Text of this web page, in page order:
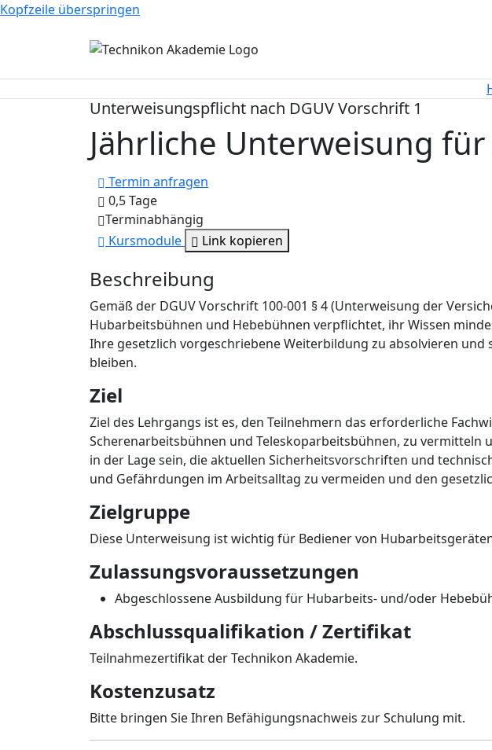
Kopfzeile überspringen
Unterweisungspflicht nach DGUV Vorschrift 1
Jährliche Unterweisung
Termin anfragen
0,5 Tage
Terminabhängig
Kursmodule
Link kopieren
Beschreibung
Gemäß der DGUV Vorschrift 100-001 § 4 (Unterweisung der
Hubarbeitsbühnen und Hebebühnen verpflichtet, ihr Wissen
Ihre gesetzlich vorgeschriebene Weiterbildung zu absolvieren
bleiben.
Ziel
Ziel des Lehrgangs ist es, den Teilnehmern das erforderliche
Scherenarbeitsbühnen und Teleskoparbeitsbühnen, zu vermitteln
in der Lage sein, die aktuellen Sicherheitsvorschriften und
und Gefährdungen im Arbeitsalltag zu vermeiden und den
Zielgruppe
Diese Unterweisung ist wichtig für Bediener von
Zulassungsvoraussetzungen
Abgeschlossene Ausbildung für Hubarbeits- und/oder
Abschlussqualifikation / Zertifikat
Teilnahmezertifikat der Technikon Akademie.
Kostenzusatz
Bitte bringen Sie Ihren Befähigungsnachweis zur Schulung mit.